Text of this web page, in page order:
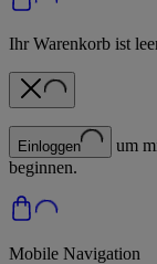
Ihr Warenkorb ist
Einloggen
um
beginnen.
Mobile Navigation